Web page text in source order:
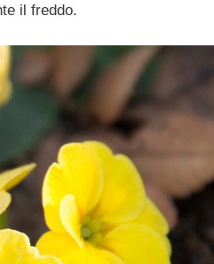
il freddo.